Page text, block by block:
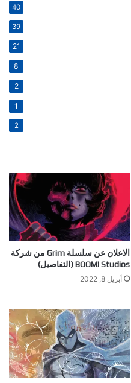
40
39
21
8
2
1
2
الاعلان عن سلسلة Grim من شركة
BOOM! Studios (التفاصيل)
أبريل 8, 2022